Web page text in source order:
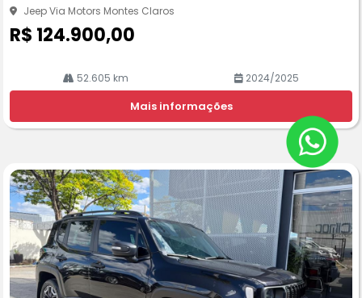
Jeep Via Motors Montes Claros
R$ 124.900,00
52.605 km 2024/2025
Mais informações